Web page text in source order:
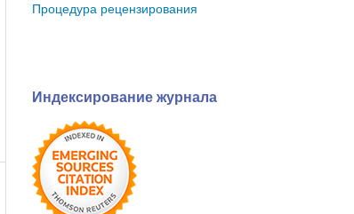
Процедура рецензирования
Индексирование журнала